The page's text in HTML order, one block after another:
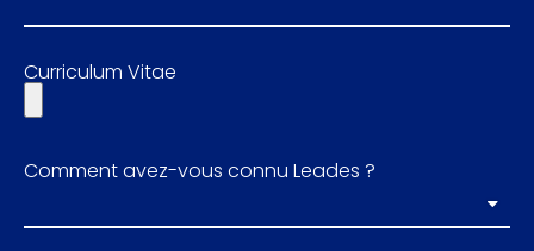
Curriculum Vitae
Comment avez-vous connu Leades ?